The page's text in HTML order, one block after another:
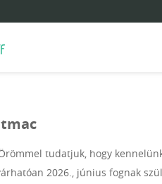
tudatjuk, hogy
2026., június fognak